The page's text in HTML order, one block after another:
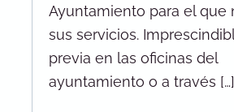
Ayuntamiento para el que
sus servicios.
previa en las oficinas del
ayuntamiento o a través […]